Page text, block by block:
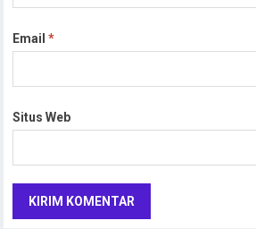
Email*
Situs Web